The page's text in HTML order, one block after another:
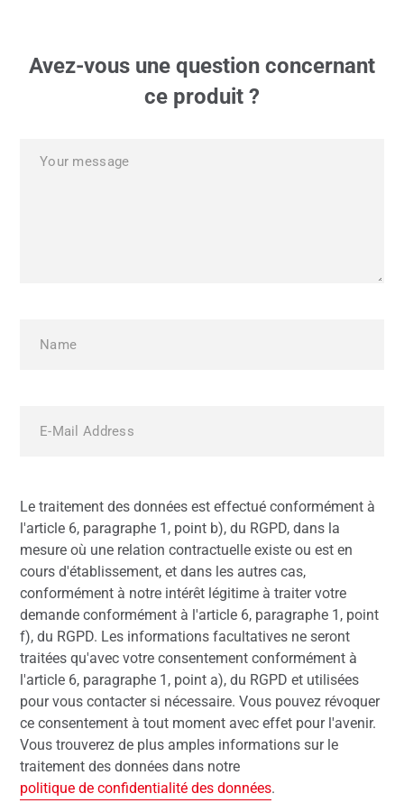
Avez-vous une question concernant
ce produit ?
Le traitement des données est effectué conformément à
l'article 6, paragraphe 1, point b), du RGPD, dans la
mesure où une relation contractuelle existe ou est en
cours d'établissement, et dans les autres cas,
conformément à notre intérêt légitime à traiter votre
demande conformément à l'article 6, paragraphe 1, point
f), du RGPD. Les informations facultatives ne seront
traitées qu'avec votre consentement conformément à
l'article 6, paragraphe 1, point a), du RGPD et utilisées
pour vous contacter si nécessaire. Vous pouvez révoquer
ce consentement à tout moment avec effet pour l'avenir.
Vous trouverez de plus amples informations sur le
traitement des données dans notre
politique de confidentialité des données.